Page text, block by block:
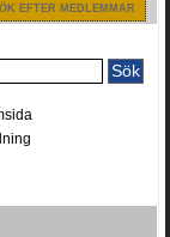
EFTER MEDLEMMAR